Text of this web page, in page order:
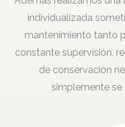
individualizada
mantenimiento tanto
constante supervisión,
de conservación
simplemente se